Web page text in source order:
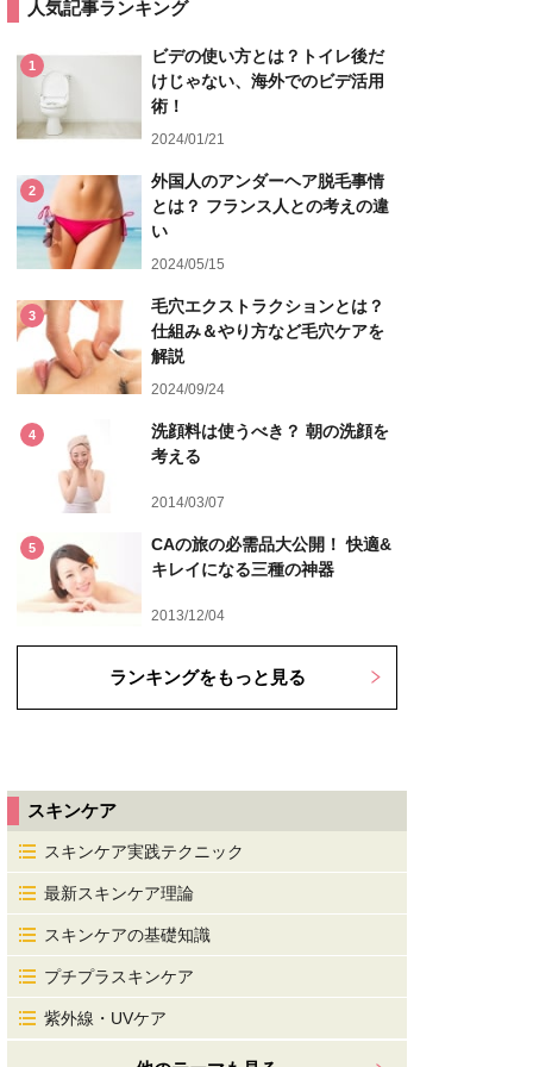
人気記事ランキング
1
ビデの使い方とは？トイレ後だ
けじゃない、海外でのビデ活用
術！
2024/01/21
2
外国人のアンダーヘア脱毛事情
とは？ フランス人との考えの違
い
2024/05/15
3
毛穴エクストラクションとは？
仕組み＆やり方など毛穴ケアを
解説
2024/09/24
4
洗顔料は使うべき？ 朝の洗顔を
考える
2014/03/07
5
CAの旅の必需品大公開！ 快適&
キレイになる三種の神器
2013/12/04
ランキングをもっと見る
スキンケア
スキンケア実践テクニック
最新スキンケア理論
スキンケアの基礎知識
プチプラスキンケア
紫外線・UVケア